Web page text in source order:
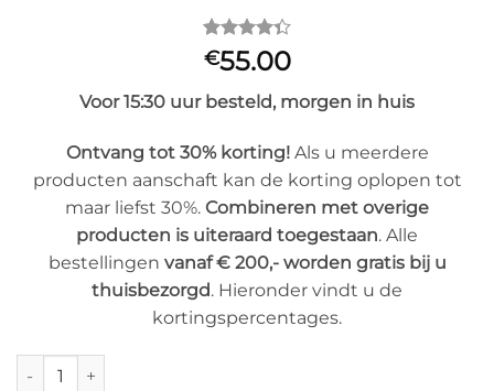
Gewaardeerd
4.33op 5
op
3
€55.00
Voor 15:30 uur besteld, morgen in huis
Ontvang tot 30% korting!Als u meerdere
producten aanschaft kan de korting oplopen tot
maar liefst 30%. Combineren met overige
producten is uiteraard toegestaan. Alle
bestellingen vanaf € 200,- worden gratis bij u
thuisbezorgd. Hieronder vindt u de
kortingspercentages.
Bromazepam 6 mg Kopen aantal